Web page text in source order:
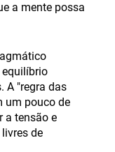
a mente possa
equilíbrio
A "regra das
um pouco de
a tensão e
de